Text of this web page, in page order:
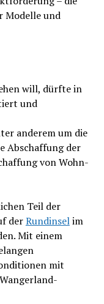
Modelle und
will, dürfte in
und
anderem um die
Abschaffung der
von Wohn-
Teil der
derRundinselim
Mit einem
mit